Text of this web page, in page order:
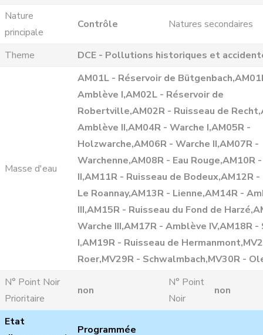
Nature
principale
Contrôle Natures secondaires
Theme DCE - Pollutions historiques et
Masse d'eau
AM01L - Réservoir de
Amblève I,AM02L - Réservoir de
Robertville,AM02R - Ruisseau de
Amblève II,AM04R - Warche I,AM05R -
Holzwarche,AM06R - Warche II,AM07R -
Warchenne,AM08R - Eau Rouge,AM10R
II,AM11R - Ruisseau de Bodeux,AM12R -
Le Roannay,AM13R - Lienne,AM14R -
III,AM15R - Ruisseau du Fond de
Warche III,AM17R - Amblève IV,AM18R -
I,AM19R - Ruisseau de
Roer,MV29R - Schwalmbach,MV30R -
N° Point Noir
Prioritaire
non
N° Point
Noir
non
Etat
Programmée